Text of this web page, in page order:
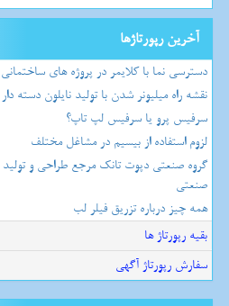
آخرین رپورتاژها
دسترسی نما با کلایمر در پروژه های ساختمانی
نقشه راه میلیونر شدن با تولید نایلون دسته دار
سرفیس پرو یا سرفیس لپ تاپ؟
لزوم استفاده از بیسیم در مشاغل مختلف
گروه صنعتی دپوت تانک مرجع طراحی و
صنعتی
همه چیز درباره تزریق فیلر لب
بقیه رپورتاژ ها
سفارش رپورتاژ آگهی